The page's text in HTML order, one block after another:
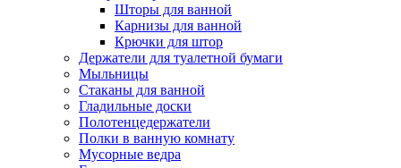
Шторы для ванной
Карнизы для ванной
Крючки для штор
Держатели для туалетной бумаги
Мыльницы
Стаканы для ванной
Гладильные доски
Полотенцедержатели
Полки в ванную комнату
Мусорные ведра